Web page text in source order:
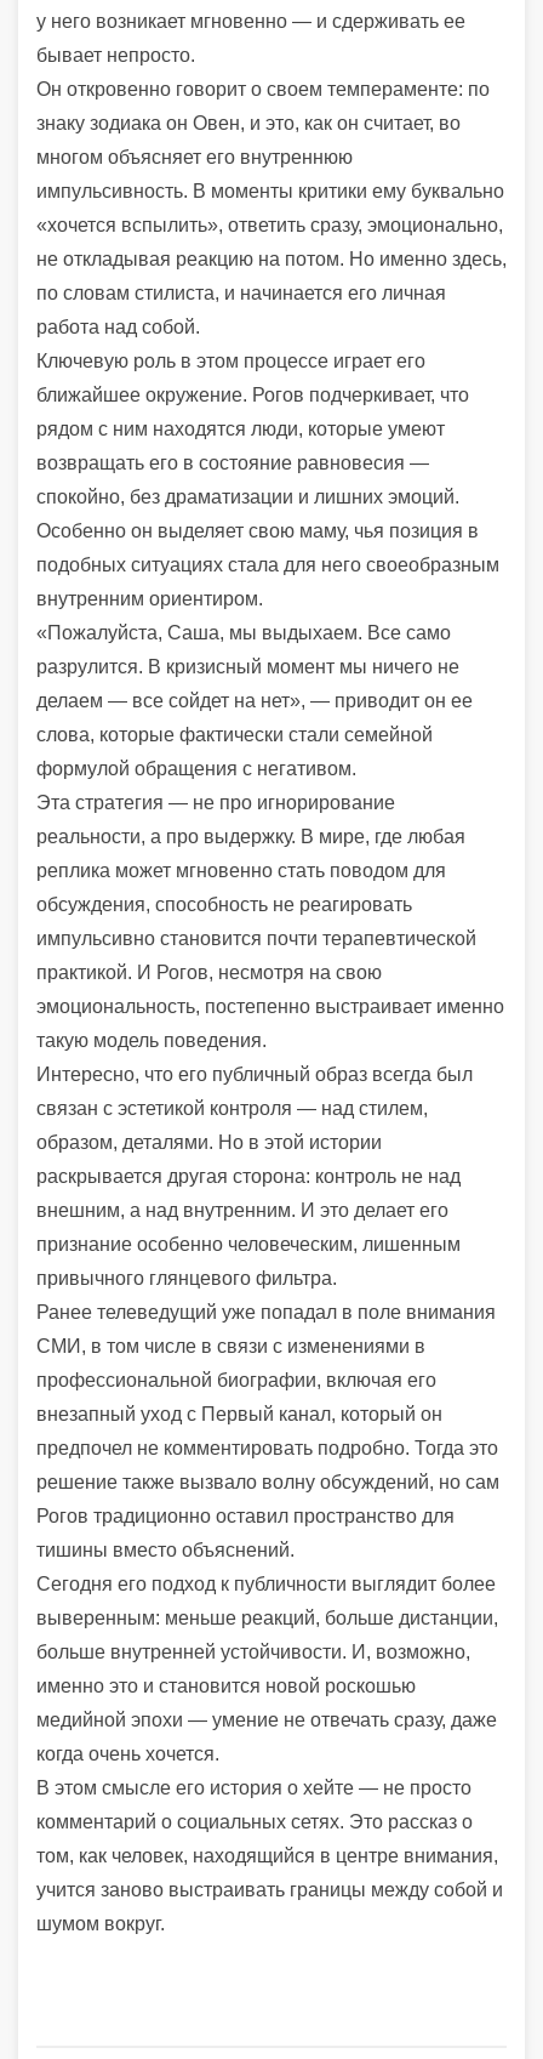
у него возникает мгновенно — и сдерживать ее
бывает непросто.
Он откровенно говорит о своем темпераменте: по
знаку зодиака он Овен, и это, как он считает, во
многом объясняет его внутреннюю
импульсивность. В моменты критики ему буквально
«хочется вспылить», ответить сразу, эмоционально,
не откладывая реакцию на потом. Но именно здесь,
по словам стилиста, и начинается его личная
работа над собой.
Ключевую роль в этом процессе играет его
ближайшее окружение. Рогов подчеркивает, что
рядом с ним находятся люди, которые умеют
возвращать его в состояние равновесия —
спокойно, без драматизации и лишних эмоций.
Особенно он выделяет свою маму, чья позиция в
подобных ситуациях стала для него своеобразным
внутренним ориентиром.
«Пожалуйста, Саша, мы выдыхаем. Все само
разрулится. В кризисный момент мы ничего не
делаем — все сойдет на нет», — приводит он ее
слова, которые фактически стали семейной
формулой обращения с негативом.
Эта стратегия — не про игнорирование
реальности, а про выдержку. В мире, где любая
реплика может мгновенно стать поводом для
обсуждения, способность не реагировать
импульсивно становится почти терапевтической
практикой. И Рогов, несмотря на свою
эмоциональность, постепенно выстраивает именно
такую модель поведения.
Интересно, что его публичный образ всегда был
связан с эстетикой контроля — над стилем,
образом, деталями. Но в этой истории
раскрывается другая сторона: контроль не над
внешним, а над внутренним. И это делает его
признание особенно человеческим, лишенным
привычного глянцевого фильтра.
Ранее телеведущий уже попадал в поле внимания
СМИ, в том числе в связи с изменениями в
профессиональной биографии, включая его
внезапный уход с Первый канал, который он
предпочел не комментировать подробно. Тогда это
решение также вызвало волну обсуждений, но сам
Рогов традиционно оставил пространство для
тишины вместо объяснений.
Сегодня его подход к публичности выглядит более
выверенным: меньше реакций, больше дистанции,
больше внутренней устойчивости. И, возможно,
именно это и становится новой роскошью
медийной эпохи — умение не отвечать сразу, даже
когда очень хочется.
В этом смысле его история о хейте — не просто
комментарий о социальных сетях. Это рассказ о
том, как человек, находящийся в центре внимания,
учится заново выстраивать границы между собой и
шумом вокруг.